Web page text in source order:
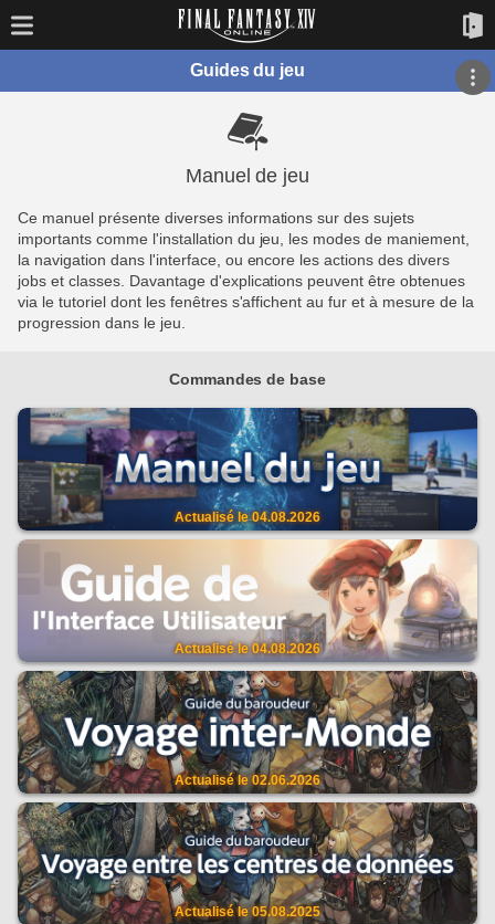
Guides du jeu
Manuel de jeu
Ce manuel présente diverses informations sur des sujets
importants comme l'installation du jeu, les modes de maniement,
la navigation dans l'interface, ou encore les actions des divers
jobs et classes. Davantage d'explications peuvent être obtenues
via le tutoriel dont les fenêtres s'affichent au fur et à mesure de la
progression dans le jeu.
Commandes de base
Actualisé le04.08.2026
Actualisé le04.08.2026
Actualisé le 02.06.2026
Actualisé le 05.08.2025